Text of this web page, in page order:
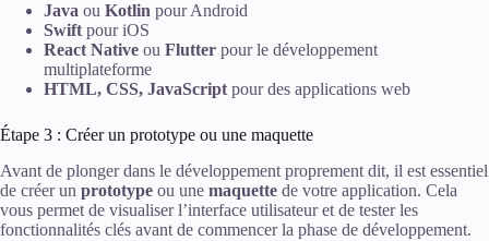
Java ou Kotlin pour Android
Swift pour iOS
React Native ou Flutter pour le développement
multiplateforme
HTML, CSS, JavaScript pour des applications web
Étape 3 : Créer un prototype ou une maquette
Avant de plonger dans le développement proprement dit, il est essentiel
de créer un prototype ou une maquette de votre application. Cela
vous permet de visualiser l’interface utilisateur et de tester les
fonctionnalités clés avant de commencer la phase de développement.